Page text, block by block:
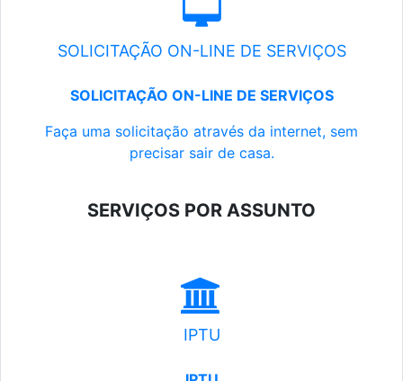
SOLICITAÇÃO ON-LINE DE SERVIÇOS
SOLICITAÇÃO ON-LINE DE SERVIÇOS
Faça uma solicitação através da internet, sem
precisar sair de casa.
SERVIÇOS POR ASSUNTO
IPTU